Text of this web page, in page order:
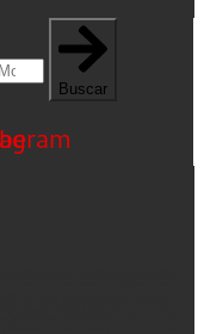
Buscar